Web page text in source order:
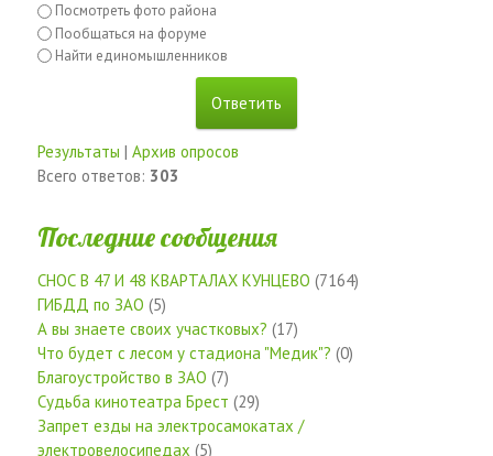
Посмотреть фото района
Пообщаться на форуме
Найти единомышленников
Результаты | Архив опросов
Всего ответов: 303
Последние сообщения
СНОС В 47 И 48 КВАРТАЛАХ КУНЦЕВО (7164)
ГИБДД по ЗАО (5)
А вы знаете своих участковых? (17)
Что будет с лесом у стадиона "Медик"? (0)
Благоустройство в ЗАО (7)
Судьба кинотеатра Брест (29)
Запрет езды на электросамокатах /
электровелосипедах (5)